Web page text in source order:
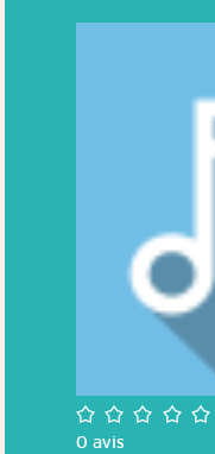
/5
0avis